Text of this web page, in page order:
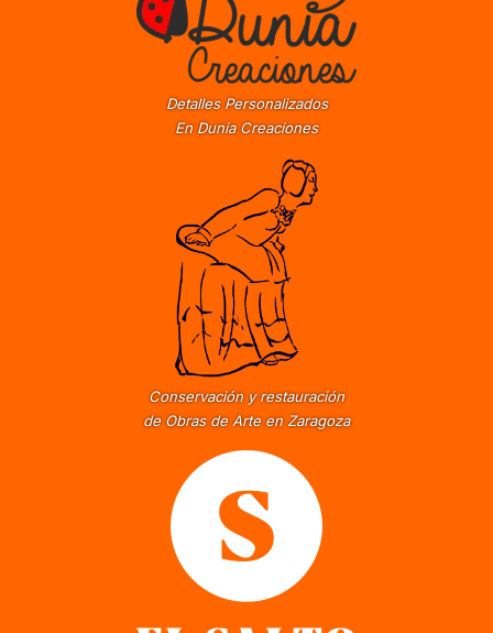
Detalles Personalizados
En Dunia Creaciones
Conservación y restauración
de Obras de Arte en Zaragoza